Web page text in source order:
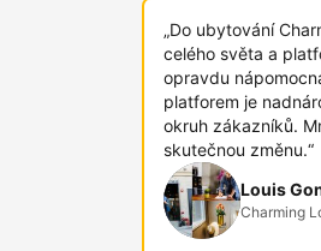
„Do ubytování
celého světa a
opravdu
platforem je
okruh zákazníků.
skutečnou změnu.“
Louis
Charming